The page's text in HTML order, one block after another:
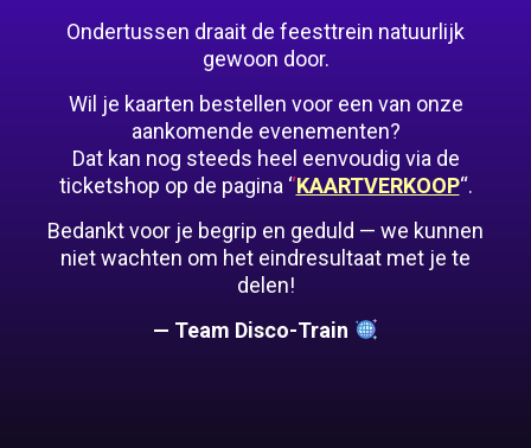
Ondertussen draait de feesttrein natuurlijk
gewoon door.
Wil je kaarten bestellen voor een van onze
aankomende evenementen?
Dat kan nog steeds heel eenvoudig via de
ticketshop op de pagina ‘‘KAARTVERKOOP“.
Bedankt voor je begrip en geduld — we kunnen
niet wachten om het eindresultaat met je te
delen!
— Team Disco-Train